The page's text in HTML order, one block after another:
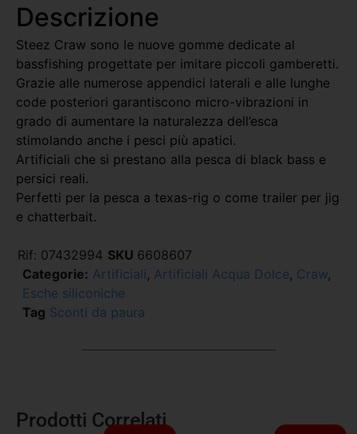
Descrizione
Steez Craw sono le nuove gomme dedicate al
bassfishing progettate per imitare piccoli gamberetti.
Grazie alle numerose appendici laterali e alle lunghe
code posteriori garantiscono micro-vibrazioni in
grado di aumentare la naturalezza dell’esca
stimolando anche i pesci più apatici.
Artificiali che si prestano alla pesca di black bass e
persici reali.
Perfetti per la pesca a texas-rig o come trailer per jig
e chatterbait.
Rif: 07432994 SKU 6608607
Categorie: Artificiali , Artificiali Acqua Dolce, Craw,
Esche siliconiche
Tag Sconti da paura
Prodotti Correlati